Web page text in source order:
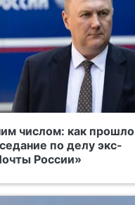
числом: как прошло
по делу экс-
России»